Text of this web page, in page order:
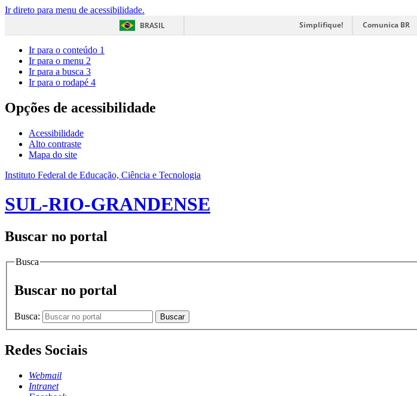
Ir direto para menu de acessibilidade.
BRASIL
Simplifique! Comunica BR
Ir para o conteúdo 1
Ir para o menu 2
Ir para a busca 3
Ir para o rodapé 4
Opções de acessibilidade
Acessibilidade
Alto contraste
Mapa do site
Instituto Federal de Educação, Ciência e Tecnologia
SUL-RIO-GRANDENSE
Buscar no portal
Busca
Buscar no portal
Busca: Buscar
Redes Sociais
Webmail
Intranet